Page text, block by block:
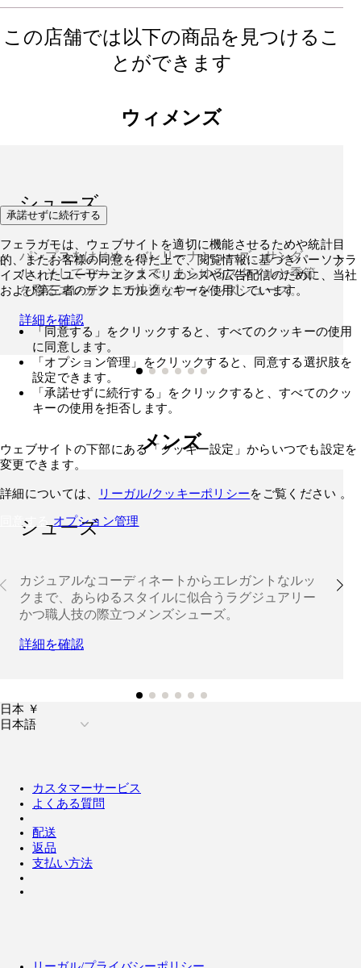
この店舗では以下の商品を見つけるこ
とができます
ウィメンズ
シューズ
パンプスをはじめ、バレリーナシューズ、サンダ
ル、そしてモカシンまで。あらゆるスタイルと季節
を彩るエレガントで快適なウィメンズシューズ。
詳細を確認
メンズ
シューズ
カジュアルなコーディネートからエレガントなルッ
クまで、あらゆるスタイルに似合うラグジュアリー
かつ職人技の際立つメンズシューズ。
詳細を確認
日本 ￥
日本語
カスタマーサービス
よくある質問
配送
返品
支払い方法
承諾せずに続行する
フェラガモは、ウェブサイトを適切に機能させるためや統計目
的、またお客様の同意を得た上で、閲覧情報に基づきパーソナラ
イズされたユーザーエクスペリエンスや広告配信のために、当社
および第三者のテクニカルクッキーを使用しています。
「同意する」をクリックすると、すべてのクッキーの使用
に同意します。
「オプション管理」をクリックすると、同意する選択肢を
設定できます。
「承諾せずに続行する」をクリックすると、すべてのクッ
キーの使用を拒否します。
ウェブサイトの下部にある「クッキー設定」からいつでも設定を
変更できます。
詳細については、 リーガル/クッキーポリシーをご覧ください 。
同意する
オプション管理